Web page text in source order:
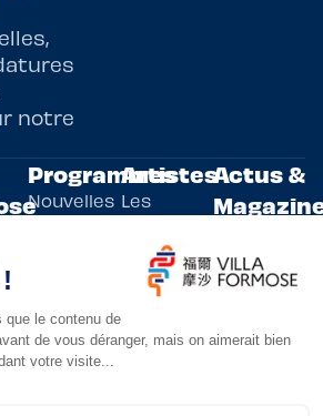
notre
Programmes
Nouvelles
écritures
Arts
vivants
innovants
Artistes
Les
artistes
résidents
Evènements
Actus &
actualités